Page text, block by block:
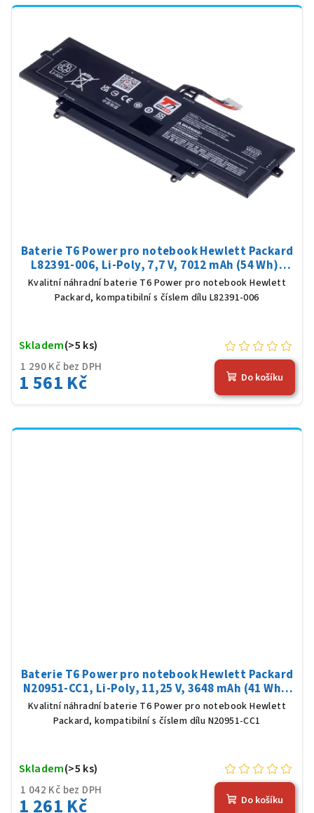
Baterie T6 Power pro notebook Hewlett Packard
L82391-006, Li-Poly, 7,7 V, 7012 mAh (54 Wh),
černá
Kvalitní náhradní baterie T6 Power pro notebook Hewlett
Packard, kompatibilní s číslem dílu L82391-006
1 290 Kč bez DPH
1 561 Kč
Skladem(>5 ks)
Do košíku
Baterie T6 Power pro notebook Hewlett Packard
N20951-CC1, Li-Poly, 11,25 V, 3648 mAh (41 Wh),
černá
Kvalitní náhradní baterie T6 Power pro notebook Hewlett
Packard, kompatibilní s číslem dílu N20951-CC1
1 042 Kč bez DPH
1 261 Kč
Skladem(>5 ks)
Do košíku